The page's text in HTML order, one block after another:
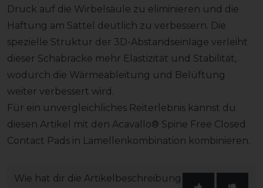
Druck auf die Wirbelsäule zu eliminieren und die
Haftung am Sattel deutlich zu verbessern. Die
spezielle Struktur der 3D-Abstandseinlage verleiht
dieser Schabracke mehr Elastizität und Stabilität,
wodurch die Wärmeableitung und Belüftung
weiter verbessert wird.
Für ein unvergleichliches Reiterlebnis kannst du
diesen Artikel mit den Acavallo® Spine Free Closed
Contact Pads in Lamellenkombination kombinieren.
Wie hat dir die Artikelbeschreibung